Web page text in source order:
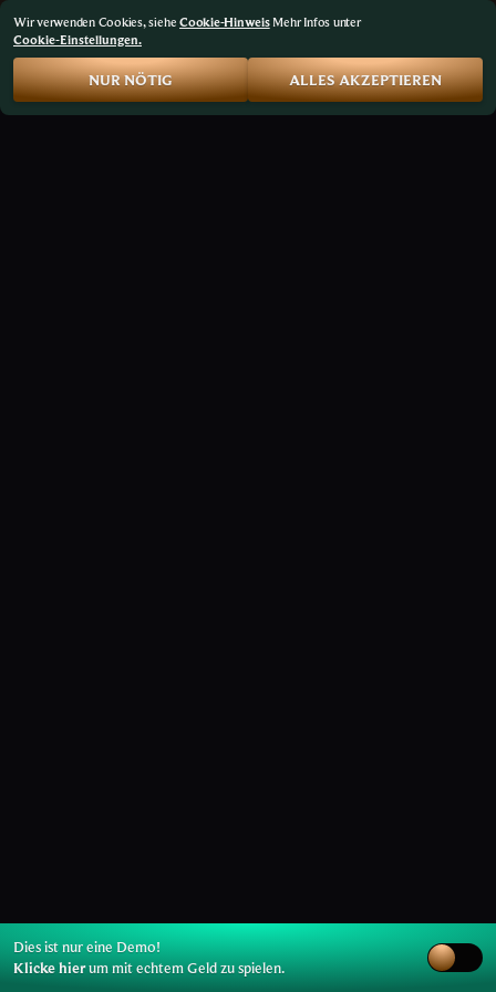
Dies ist nur eine Demo!
Klicke hierum mit echtem Geld zu spielen.
Wir verwenden Cookies, sieheCookie-HinweisMehr Infos unter
Cookie-Einstellungen.
NUR NÖTIG ALLES AKZEPTIEREN